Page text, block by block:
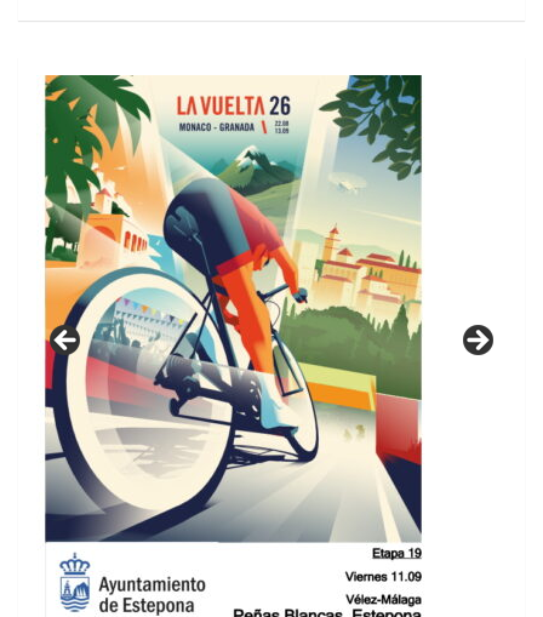
GUIA DE INSTALACIONES DEPORTIVAS